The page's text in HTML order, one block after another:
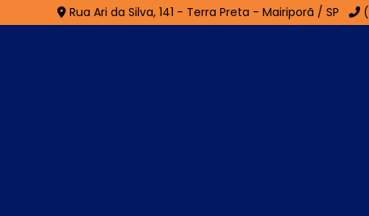
Rua Ari da Silva, 141 - Terra Preta - Mairiporã / SP